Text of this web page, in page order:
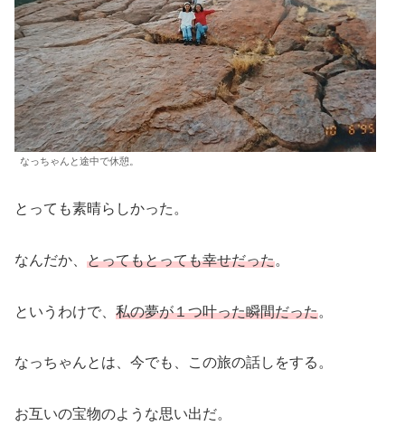
なっちゃんと途中で休憩。
とっても素晴らしかった。
なんだか、 とってもとっても幸せだった。
というわけで、 私の夢が１つ叶った瞬間だった。
なっちゃんとは、今でも、この旅の話しをする。
お互いの宝物のような思い出だ。